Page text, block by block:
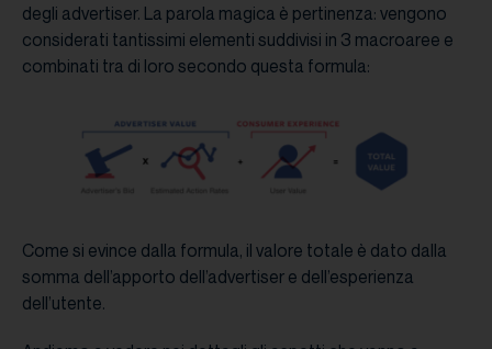
degli advertiser. La parola magica è pertinenza: vengono
considerati tantissimi elementi suddivisi in 3 macroaree e
combinati tra di loro secondo questa formula:
Come si evince dalla formula, il valore totale è dato dalla
somma dell’apporto dell’advertiser e dell’esperienza
dell’utente.